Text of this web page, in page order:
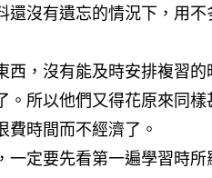
還沒有遺忘的情況下，用
，沒有能及時安排複習的
。所以他們又得花原來同
費時間而不經濟了。
定要先看第一遍學習時所